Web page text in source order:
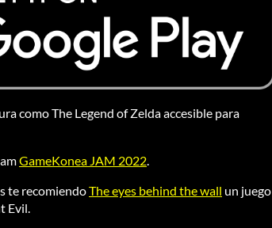
como The Legend of Zelda accesible para
GameKonea JAM 2022.
te recomiendoThe eyes behind the wall un juego
Evil.